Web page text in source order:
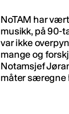
NoTAM har
musikk, på 90-
var ikke
mange og
Notamsjef
måter særegne